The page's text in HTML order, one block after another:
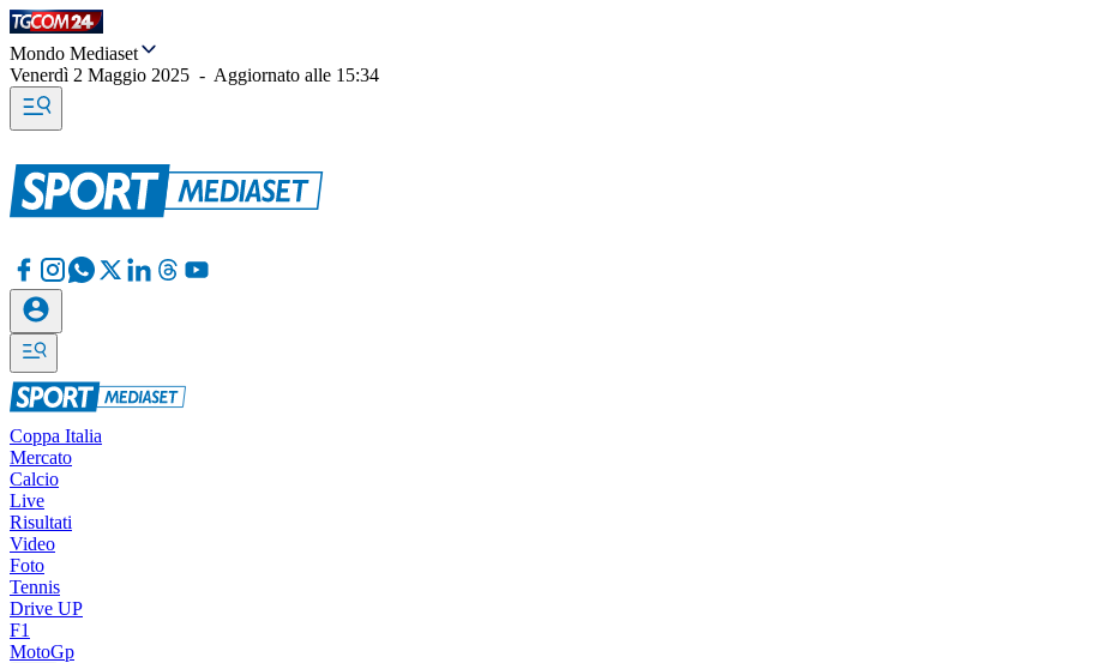
Mondo Mediaset
Venerdì 2 Maggio 2025 - Aggiornato alle 15:34
Coppa Italia
Mercato
Calcio
Live
Risultati
Video
Foto
Tennis
Drive UP
F1
MotoGp